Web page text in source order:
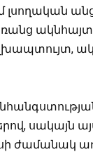
առանց
սակայն